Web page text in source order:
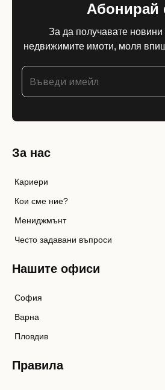
Абонирай
За да получавате новини
недвижимите имоти, моля
За нас
Кариери
Кои сме ние?
Мениджмънт
Често задавани въпроси
Нашите офиси
София
Варна
Пловдив
Правила